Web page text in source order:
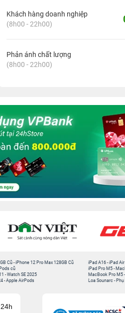
Khách hàng doanh nghiệp
(8h00 - 22h00)
Phản ánh chất lượng
(8h00 - 22h00)
Cũ -iPhone 12 Pro Max 128GB Cũ
cũ
-Watch SE 2025
-Apple AirPods
iPad A16 -iPad
iPad Pro M5 -
MacBook Pro M5 -
Loa Sounarc -